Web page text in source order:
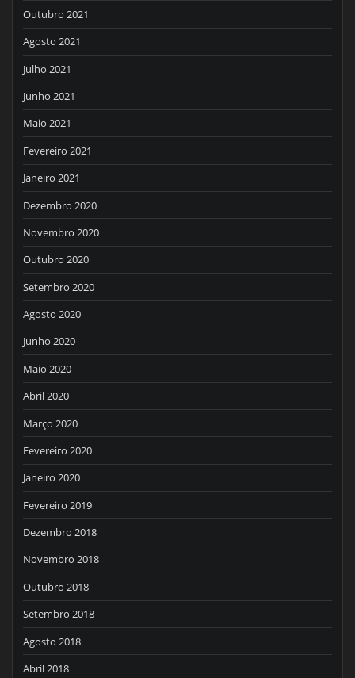
Outubro 2021
Agosto 2021
Julho 2021
Junho 2021
Maio 2021
Fevereiro 2021
Janeiro 2021
Dezembro 2020
Novembro 2020
Outubro 2020
Setembro 2020
Agosto 2020
Junho 2020
Maio 2020
Abril 2020
Março 2020
Fevereiro 2020
Janeiro 2020
Fevereiro 2019
Dezembro 2018
Novembro 2018
Outubro 2018
Setembro 2018
Agosto 2018
Abril 2018